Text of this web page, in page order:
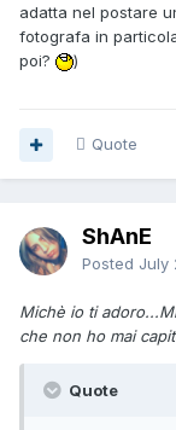
adatta nel postare
fotografa in
poi?
)
Quote
ShAnE
Posted July
Michè io ti
che non ho mai
Quote